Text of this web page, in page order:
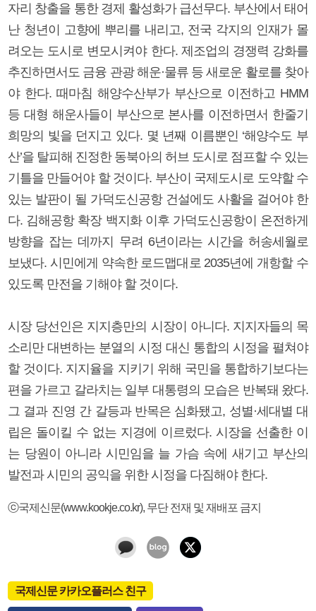
자리 창출을 통한 경제 활성화가 급선무다. 부산에서 태어
난 청년이 고향에 뿌리를 내리고, 전국 각지의 인재가 몰
려오는 도시로 변모시켜야 한다. 제조업의 경쟁력 강화를
추진하면서도 금융 관광 해운·물류 등 새로운 활로를 찾아
야 한다. 때마침 해양수산부가 부산으로 이전하고 HMM
등 대형 해운사들이 부산으로 본사를 이전하면서 한줄기
희망의 빛을 던지고 있다. 몇 년째 이름뿐인 ‘해양수도 부
산’을 탈피해 진정한 동북아의 허브 도시로 점프할 수 있는
기틀을 만들어야 할 것이다. 부산이 국제도시로 도약할 수
있는 발판이 될 가덕도신공항 건설에도 사활을 걸어야 한
다. 김해공항 확장 백지화 이후 가덕도신공항이 온전하게
방향을 잡는 데까지 무려 6년이라는 시간을 허송세월로
보냈다. 시민에게 약속한 로드맵대로 2035년에 개항할 수
있도록 만전을 기해야 할 것이다.
시장 당선인은 지지층만의 시장이 아니다. 지지자들의 목
소리만 대변하는 분열의 시정 대신 통합의 시정을 펼쳐야
할 것이다. 지지율을 지키기 위해 국민을 통합하기보다는
편을 가르고 갈라치는 일부 대통령의 모습은 반복돼 왔다.
그 결과 진영 간 갈등과 반목은 심화됐고, 성별·세대별 대
립은 돌이킬 수 없는 지경에 이르렀다. 시장을 선출한 이
는 당원이 아니라 시민임을 늘 가슴 속에 새기고 부산의
발전과 시민의 공익을 위한 시정을 다짐해야 한다.
ⓒ국제신문(www.kookje.co.kr), 무단 전재 및 재배포 금지
국제신문 카카오플러스 친구